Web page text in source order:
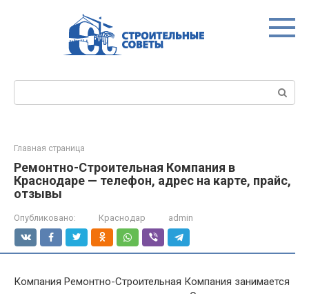
Главная страница
Ремонтно-Строительная Компания в
Краснодаре — телефон, адрес на карте, прайс,
отзывы
Опубликовано: Краснодар admin
Компания Ремонтно-Строительная Компания занимается